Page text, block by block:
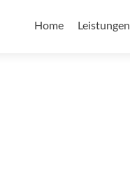
Home Leistungen